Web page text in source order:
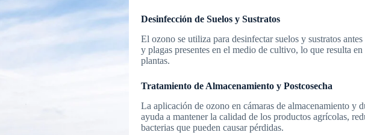
Desinfección de Suelos y Sustratos
El ozono se utiliza para desinfectar suelos y sustratos
y plagas presentes en el medio de cultivo, lo que resulta
plantas.
Tratamiento de Almacenamiento y Postcosecha
La aplicación de ozono en cámaras de almacenamiento y
ayuda a mantener la calidad de los productos agrícolas,
bacterias que pueden causar pérdidas.